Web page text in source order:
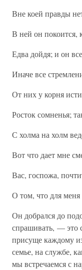
Вне коей правды
В ней он покоится,
Едва дойдя; и он
Иначе все
От них у корня
Росток сомненья;
С холма на холм
Вот что дает мне
Вас, госпожа,
О том, что для
Он добрался до
спрашивать, — это
присуще каждому
семье, на службе,
мы встречаемся с